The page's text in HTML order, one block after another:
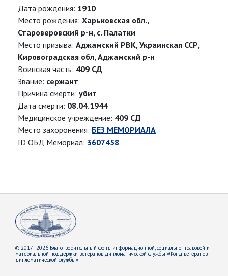
Дата рождения: 1910
Место рождения: Харьковская обл.,
Староверовский р-н, с. Палатки
Место призыва: Аджамский РВК, Украинская ССР,
Кировоградская обл, Аджамский р-н
Воинская часть: 409 СД
Звание: сержант
Причина смерти: убит
Дата смерти: 08.04.1944
Медицинское учреждение: 409 СД
Место захоронения: БЕЗ МЕМОРИАЛА
ID ОБД Мемориал: 3607458
© 2017–2026 Благотворительный фонд информационной, социально-правовой и
материальной поддержки ветеранов дипломатической службы «Фонд ветеранов
дипломатической службы»